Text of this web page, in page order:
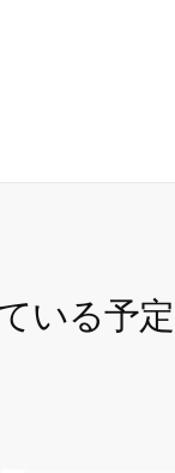
いる予